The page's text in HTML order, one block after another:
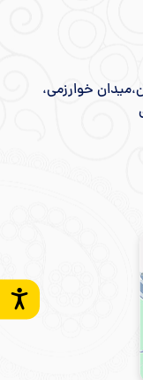
خوارزمی،